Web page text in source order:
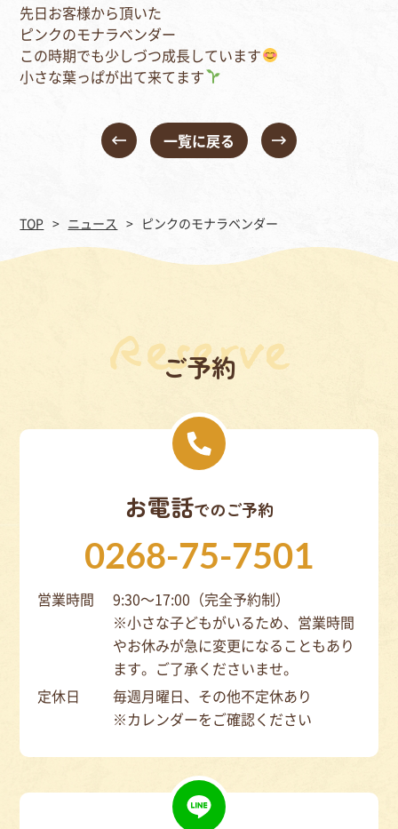
先日お客様から頂いた
ピンクのモナラベンダー
この時期でも少しづつ成長しています
小さな葉っぱが出て来てます
一覧に戻る
TOP ニュース ピンクのモナラベンダー
ご予約
お電話でのご予約
0268-75-7501
営業時間
9:30～17:00（完全予約制）
※小さな子どもがいるため、営業時間
やお休みが急に変更になることもあり
ます。ご了承くださいませ。
定休日
毎週月曜日、その他不定休あり
※カレンダーをご確認ください